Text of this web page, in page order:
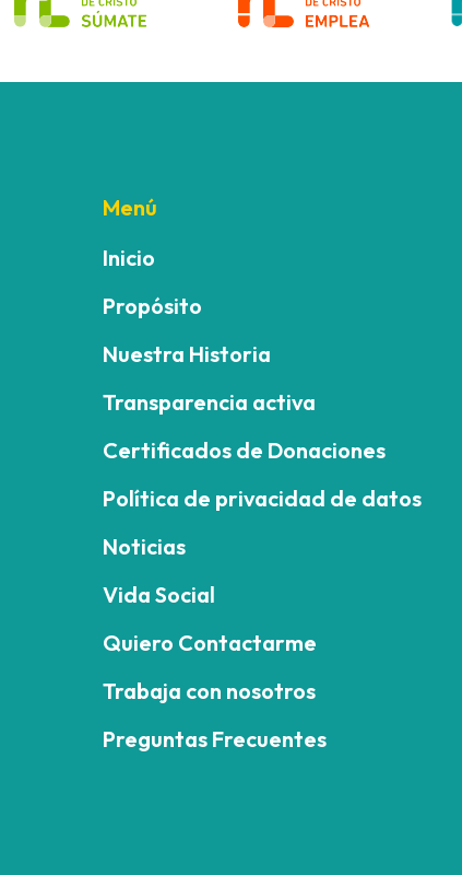
Menú
Inicio
Propósito
Nuestra Historia
Transparencia activa
Certificados de Donaciones
Política de privacidad de datos
Noticias
Vida Social
Quiero Contactarme
Trabaja con nosotros
Preguntas Frecuentes